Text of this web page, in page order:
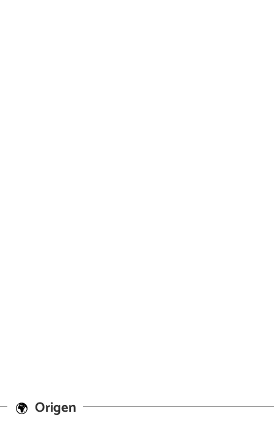
Origen